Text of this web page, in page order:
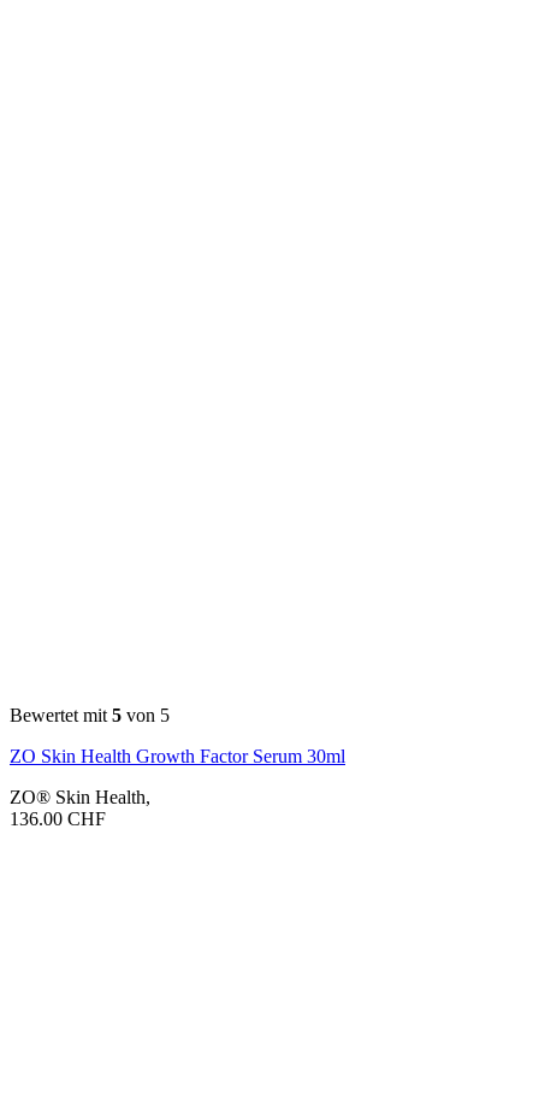
Bewertet mit 5 von 5
ZO Skin Health Growth Factor Serum 30ml
ZO® Skin Health,
136.00 CHF